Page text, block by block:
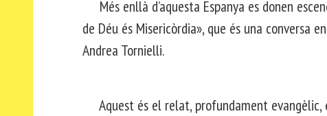
Més enllà d’aquesta Espanya es donen
de Déu és Misericòrdia», que és una conversa
Andrea Tornielli.
Aquest és el relat, profundament evangèlic,